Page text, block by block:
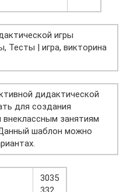
игры
Тесты | игра, викторина
дидактической
для создания
внеклассным занятиям
шаблон можно
3035